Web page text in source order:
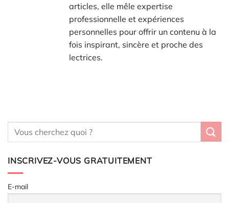
articles, elle mêle expertise
professionnelle et expériences
personnelles pour offrir un contenu à la
fois inspirant, sincère et proche des
lectrices.
INSCRIVEZ-VOUS GRATUITEMENT
E-mail